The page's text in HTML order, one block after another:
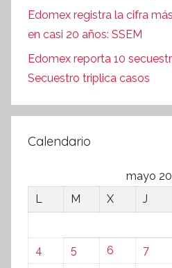
Edomex registra la cifra
en casi 20 años: SSEM
Edomex reporta 10
Secuestro triplica casos
Calendario
mayo
L
M X J
4
5 6 7